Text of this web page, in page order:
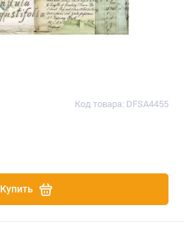
Код товара: DFSA4455
Купить